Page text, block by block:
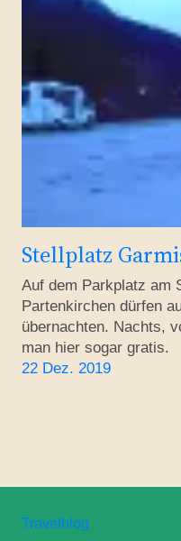
Stellplatz
Auf dem Parkplatz am
Partenkirchen dürfen
übernachten. Nachts,
man hier sogar gratis.
22 Dez. 2019
Travelblog